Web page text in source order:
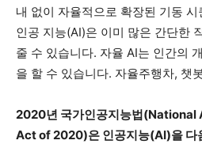
내 없이 자율적으로 확장된 기동
인공 지능(AI)은 이미 많은 간단한
줄 수 있습니다. 자율 AI는 인간의
을 할 수 있습니다. 자율주행차, 챗
2020년 국가인공지능법
Act of 2020)은 인공지능(AI)을 다